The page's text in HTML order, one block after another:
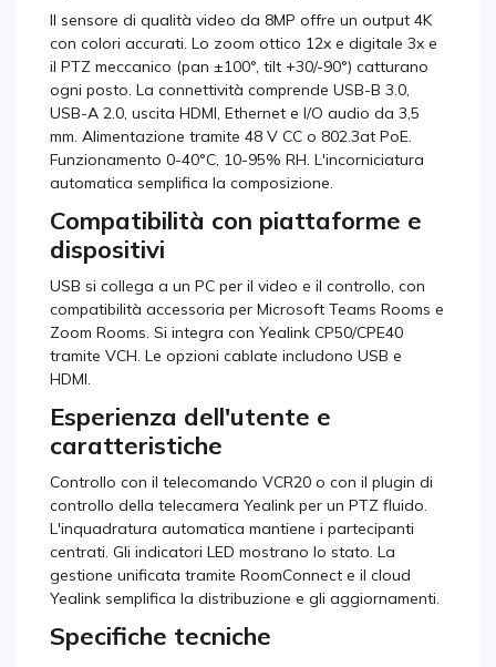
Il sensore di qualità video da 8MP offre un output 4K
con colori accurati. Lo zoom ottico 12x e digitale 3x e
il PTZ meccanico (pan ±100°, tilt +30/-90°) catturano
ogni posto. La connettività comprende USB-B 3.0,
USB-A 2.0, uscita HDMI, Ethernet e I/O audio da 3,5
mm. Alimentazione tramite 48 V CC o 802.3at PoE.
Funzionamento 0-40°C, 10-95% RH. L'incorniciatura
automatica semplifica la composizione.
Compatibilità con piattaforme e
dispositivi
USB si collega a un PC per il video e il controllo, con
compatibilità accessoria per Microsoft Teams Rooms e
Zoom Rooms. Si integra con Yealink CP50/CPE40
tramite VCH. Le opzioni cablate includono USB e
HDMI.
Esperienza dell'utente e
caratteristiche
Controllo con il telecomando VCR20 o con il plugin di
controllo della telecamera Yealink per un PTZ fluido.
L'inquadratura automatica mantiene i partecipanti
centrati. Gli indicatori LED mostrano lo stato. La
gestione unificata tramite RoomConnect e il cloud
Yealink semplifica la distribuzione e gli aggiornamenti.
Specifiche tecniche